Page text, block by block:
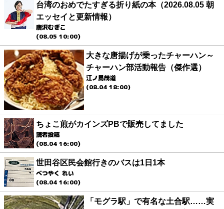
台湾のおめでたすぎる折り紙の本（2026.08.05 朝
エッセイと更新情報）
唐沢むぎこ
(08.05 10:00)
大きな唐揚げが乗ったチャーハン～
チャーハン部活動報告（傑作選）
江ノ島茂道
(08.04 18:00)
ちょこ煎がカインズPBで販売してました
読者投稿
(08.04 16:00)
世田谷区民会館行きのバスは1日1本
べつやく れい
(08.04 16:00)
「モグラ駅」で有名な土合駅……実